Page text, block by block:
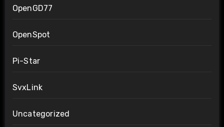
OpenGD77
OpenSpot
Pi-Star
SvxLink
Uncategorized